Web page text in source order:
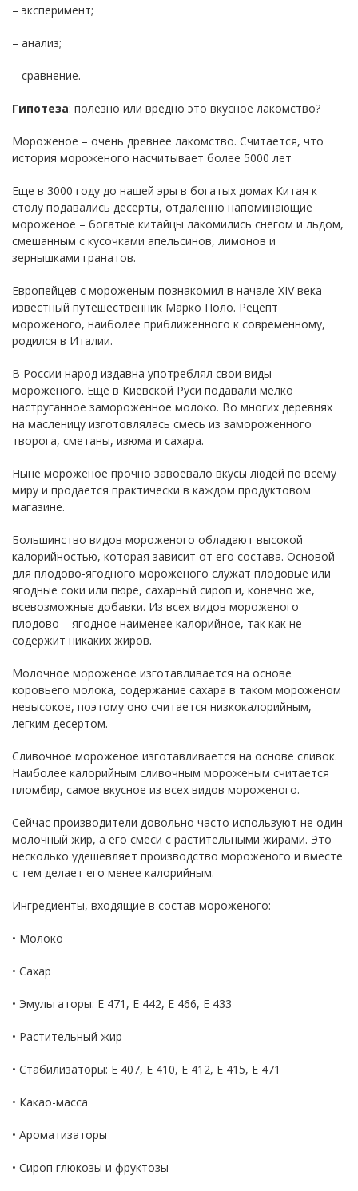
– эксперимент;
– анализ;
– сравнение.
Гипотеза: полезно или вредно это вкусное лакомство?
Мороженое – очень древнее лакомство. Считается, что
история мороженого насчитывает более 5000 лет
Еще в 3000 году до нашей эры в богатых домах Китая к
столу подавались десерты, отдаленно напоминающие
мороженое – богатые китайцы лакомились снегом и льдом,
смешанным с кусочками апельсинов, лимонов и
зернышками гранатов.
Европейцев с мороженым познакомил в начале XIV века
известный путешественник Марко Поло. Рецепт
мороженого, наиболее приближенного к современному,
родился в Италии.
В России народ издавна употреблял свои виды
мороженого. Еще в Киевской Руси подавали мелко
наструганное замороженное молоко. Во многих деревнях
на масленицу изготовлялась смесь из замороженного
творога, сметаны, изюма и сахара.
Ныне мороженое прочно завоевало вкусы людей по всему
миру и продается практически в каждом продуктовом
магазине.
Большинство видов мороженого обладают высокой
калорийностью, которая зависит от его состава. Основой
для плодово-ягодного мороженого служат плодовые или
ягодные соки или пюре, сахарный сироп и, конечно же,
всевозможные добавки. Из всех видов мороженого
плодово – ягодное наименее калорийное, так как не
содержит никаких жиров.
Молочное мороженое изготавливается на основе
коровьего молока, содержание сахара в таком мороженом
невысокое, поэтому оно считается низкокалорийным,
легким десертом.
Сливочное мороженое изготавливается на основе сливок.
Наиболее калорийным сливочным мороженым считается
пломбир, самое вкусное из всех видов мороженого.
Сейчас производители довольно часто используют не один
молочный жир, а его смеси с растительными жирами. Это
несколько удешевляет производство мороженого и вместе
с тем делает его менее калорийным.
Ингредиенты, входящие в состав мороженого:
• Молоко
• Cахар
• Эмульгаторы: Е 471, Е 442, Е 466, Е 433
• Растительный жир
• Стабилизаторы: Е 407, Е 410, Е 412, Е 415, Е 471
• Какао-масса
• Ароматизаторы
• Сироп глюкозы и фруктозы